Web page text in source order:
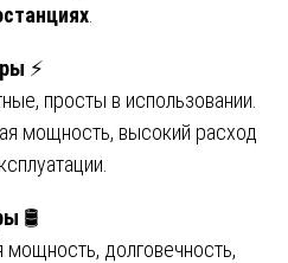
⚡
просты в использовании.
мощность, высокий расход
🛢️
мощность, долговечность,